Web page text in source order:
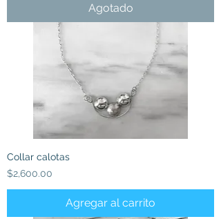
Agotado
Collar calotas
Precio
$2,600.00
Agregar al carrito